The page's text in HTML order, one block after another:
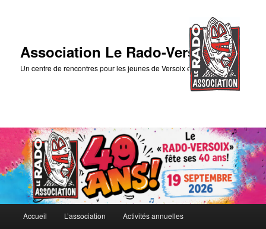
Association Le Rado-Versoix
Un centre de rencontres pour les jeunes de Versoix et des environs
principal
Aller
Aller
Accueil L’association Activités annuelles